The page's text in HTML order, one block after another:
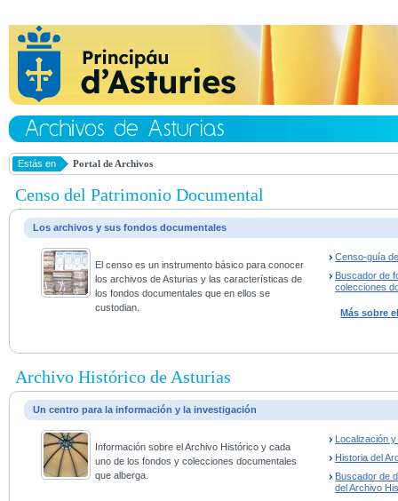
Estás en Portal de Archivos
Censo del Patrimonio Documental
Los archivos y sus fondos documentales
El censo es un instrumento básico para conocer
los archivos de Asturias y las características de
los fondos documentales que en ellos se
custodian.
Censo-guía
Buscador de
colecciones
Más sobre
Archivo Histórico de Asturias
Un centro para la información y la investigación
Información sobre el Archivo Histórico y cada
uno de los fondos y colecciones documentales
que alberga.
Localización
Historia del
Buscador de
del Archivo